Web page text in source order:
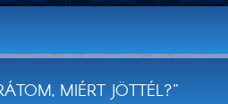
MIÉRT JÖTTÉL?”